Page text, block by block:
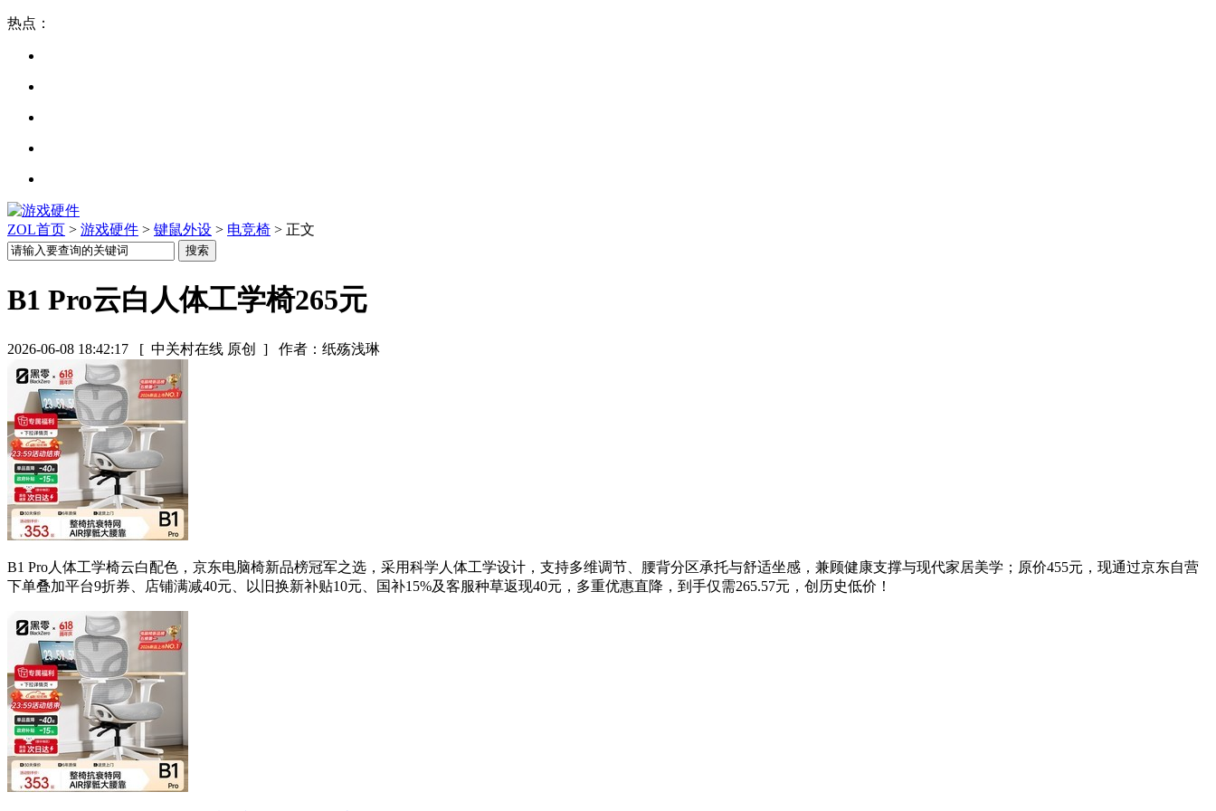
热点：
ZOL首页 > 游戏硬件 > 键鼠外设 > 电竞椅 > 正文
B1 Pro云白人体工学椅265元
2026-06-08 18:42:17 [ 中关村在线 原创 ] 作者：纸殇浅琳
B1 Pro人体工学椅云白配色，京东电脑椅新品榜冠军之选，采用科学人体工学设计，支持多维调节、腰背分区承托与舒适坐感，兼顾健康支撑与现代家居美学；原价455元，现通过京东自营
下单叠加平台9折券、店铺满减40元、以旧换新补贴10元、国补15%及客服种草返现40元，多重优惠直降，到手仅需265.57元，创历史低价！